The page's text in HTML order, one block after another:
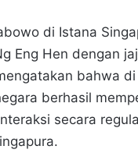
di Istana
Eng Hen dengan
bahwa
berhasil
secara